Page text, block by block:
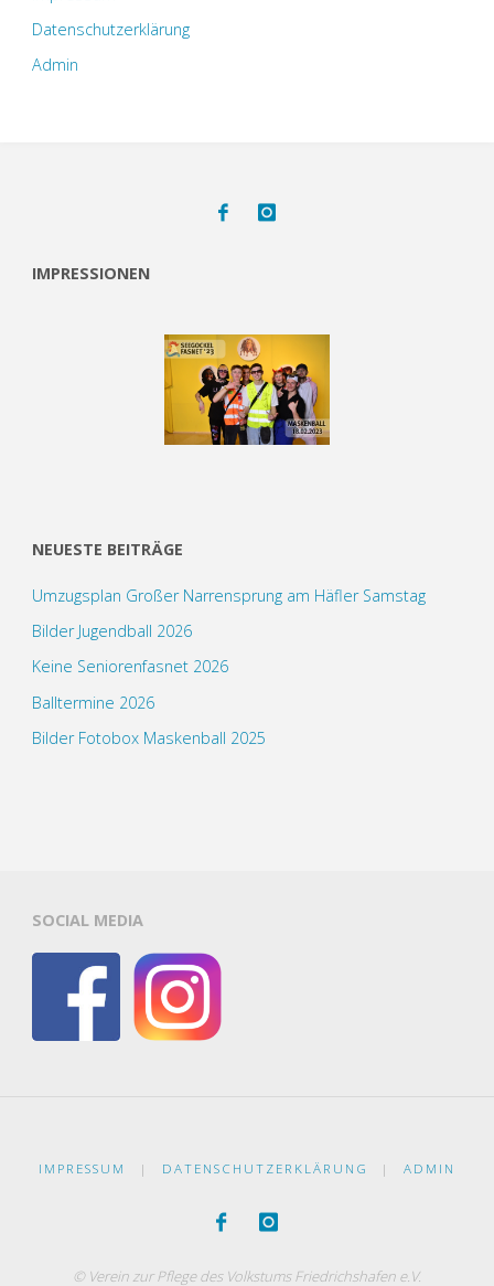
Datenschutzerklärung
Admin
IMPRESSIONEN
NEUESTE BEITRÄGE
Umzugsplan Großer Narrensprung am Häfler Samstag
Bilder Jugendball 2026
Keine Seniorenfasnet 2026
Balltermine 2026
Bilder Fotobox Maskenball 2025
SOCIAL MEDIA
IMPRESSUM | DATENSCHUTZERKLÄRUNG | ADMIN
© Verein zur Pflege des Volkstums Friedrichshafen e.V.